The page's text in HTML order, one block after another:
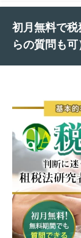
初月無料で
らの質問も可